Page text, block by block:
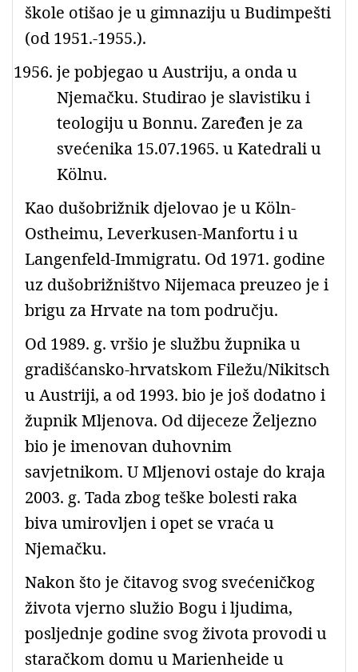
škole otišao je u gimnaziju u Budimpešti
(od 1951.-1955.).
je pobjegao u Austriju, a onda u
Njemačku. Studirao je slavistiku i
teologiju u Bonnu. Zaređen je za
svećenika 15.07.1965. u Katedrali u
Kölnu.
Kao dušobrižnik djelovao je u Köln-
Ostheimu, Leverkusen-Manfortu i u
Langenfeld-Immigratu. Od 1971. godine
uz dušobrižništvo Nijemaca preuzeo je i
brigu za Hrvate na tom području.
Od 1989. g. vršio je službu župnika u
gradišćansko-hrvatskom Filežu/Nikitsch
u Austriji, a od 1993. bio je još dodatno i
župnik Mljenova. Od dijeceze Željezno
bio je imenovan duhovnim
savjetnikom. U Mljenovi ostaje do kraja
2003. g. Tada zbog teške bolesti raka
biva umirovljen i opet se vraća u
Njemačku.
Nakon što je čitavog svog svećeničkog
života vjerno služio Bogu i ljudima,
posljednje godine svog života provodi u
staračkom domu u Marienheide u